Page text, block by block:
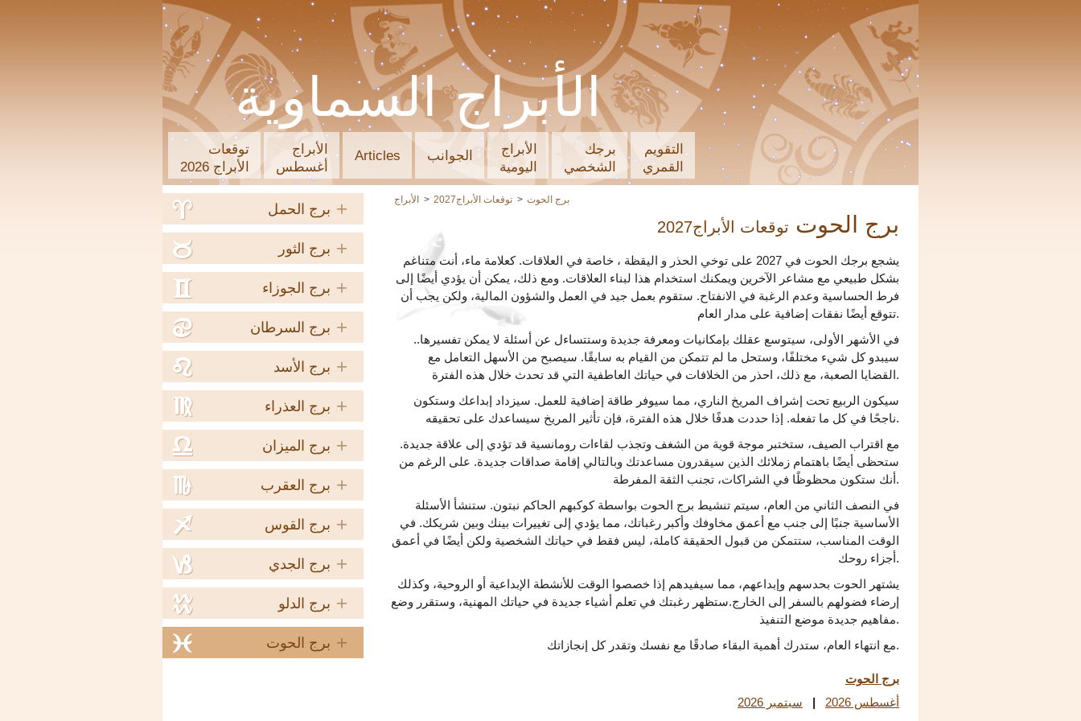
الأبراج السماوية
توقعات
الأبراج 2026
الأبراج
أغسطس
Articles الجوانب
الأبراج
اليومية
برجك
الشخصي
التقويم
القمري
+ برج الحمل a
+ برج الثور b
+ برج الجوزاء c
+ برج السرطان d
+ برج الأسد e
+ برج العذراء f
+ برج الميزان g
+ برج العقرب h
+ برج القوس i
+ برج الجدي j
+ برج الدلو k
+ برج الحوت l
الأبراج توقعات الأبراج2027 برج الحوت
برج الحوت توقعات الأبراج2027
يشجع برجك الحوت في 2027 على توخي الحذر و اليقظة ، خاصة في العلاقات. كعلامة ماء، أنت متناغم
بشكل طبيعي مع مشاعر الآخرين ويمكنك استخدام هذا لبناء العلاقات. ومع ذلك، يمكن أن يؤدي أيضًا إلى
فرط الحساسية وعدم الرغبة في الانفتاح. ستقوم بعمل جيد في العمل والشؤون المالية، ولكن يجب أن
تتوقع أيضًا نفقات إضافية على مدار العام.
في الأشهر الأولى، سيتوسع عقلك بإمكانيات ومعرفة جديدة وستتساءل عن أسئلة لا يمكن تفسيرها..
سيبدو كل شيء مختلفًا، وستحل ما لم تتمكن من القيام به سابقًا. سيصبح من الأسهل التعامل مع
القضايا الصعبة، مع ذلك، احذر من الخلافات في حياتك العاطفية التي قد تحدث خلال هذه الفترة.
سيكون الربيع تحت إشراف المريخ الناري، مما سيوفر طاقة إضافية للعمل. سيزداد إبداعك وستكون
ناجحًا في كل ما تفعله. إذا حددت هدفًا خلال هذه الفترة، فإن تأثير المريخ سيساعدك على تحقيقه.
مع اقتراب الصيف، ستختبر موجة قوية من الشغف وتجذب لقاءات رومانسية قد تؤدي إلى علاقة جديدة.
ستحظى أيضًا باهتمام زملائك الذين سيقدرون مساعدتك وبالتالي إقامة صداقات جديدة. على الرغم من
أنك ستكون محظوظًا في الشراكات، تجنب الثقة المفرطة.
في النصف الثاني من العام، سيتم تنشيط برج الحوت بواسطة كوكبهم الحاكم نبتون. ستنشأ الأسئلة
الأساسية جنبًا إلى جنب مع أعمق مخاوفك وأكبر رغباتك، مما يؤدي إلى تغييرات بينك وبين شريكك. في
الوقت المناسب، ستتمكن من قبول الحقيقة كاملة، ليس فقط في حياتك الشخصية ولكن أيضًا في أعمق
أجزاء روحك.
يشتهر الحوت بحدسهم وإبداعهم، مما سيفيدهم إذا خصصوا الوقت للأنشطة الإبداعية أو الروحية، وكذلك
إرضاء فضولهم بالسفر إلى الخارج.ستظهر رغبتك في تعلم أشياء جديدة في حياتك المهنية، وستقرر وضع
مفاهيم جديدة موضع التنفيذ.
مع انتهاء العام، ستدرك أهمية البقاء صادقًا مع نفسك وتقدر كل إنجازاتك.
برج الحوت
أغسطس 2026
سبتمبر 2026